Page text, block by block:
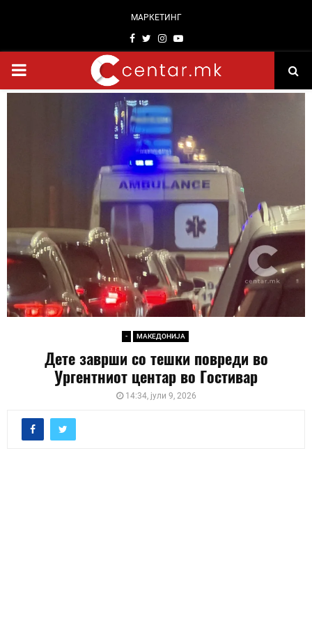
МАРКЕТИНГ
Facebook
TwitterInstagram
Youtube
PRIMARY
- МАКЕДОНИЈА
Дете заврши со тешки повреди во
Ургентниот центар во Гостивар
14:34, јули 9, 2026